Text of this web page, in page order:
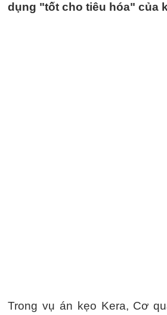
dụng "tốt cho tiêu hóa" của
Trong vụ án kẹo Kera, Cơ